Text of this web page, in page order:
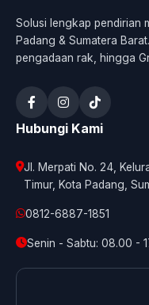
Solusi lengkap pendirian
Padang & Sumatera
pengadaan rak, hingga
Hubungi Kami
Jl. Merpati No. 24,
Timur, Kota Padang,
0812-6887-1851
Senin - Sabtu: 08.00 -